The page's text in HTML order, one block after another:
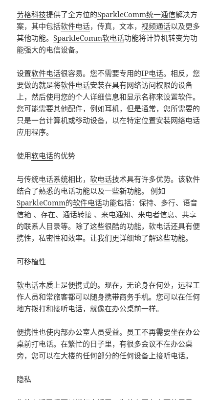
劳格科技提供了全方位的SparkleComm统一通信解决方
案，其中包括软件电话，传真，文本，视频通话以及更多
其他功能。SparkleComm软电话功能将计算机转变为功
能强大的电信设备。
设置软件电话很容易。您不需要专用的IP电话。相反，您
要做的就是将软件电话安装在具有网络访问权限的设备
上，然后使用您的个人详细信息和显示名称来设置软件。
您可能需要其他配件，例如耳机，但是通常，您所需要的
只是一台计算机或移动设备，以在特定位置安装网络电话
应用程序。
使用软电话的优势
与传统电话系统相比，软电话技术具有许多优势。该软件
结合了熟悉的电话功能以及一些新功能。 例如
SparkleComm的软件电话功能包括：保持、多行、语音
信箱 、存在、通话转接 、来电通知、来电者信息、共享
的联系人目录等。除了这些很酷的功能，软电话还具有便
携性，私密性和效率。让我们更详细地了解这些功能。
可移植性
软电话本质上是便携式的。现在，无论身在何处，远程工
作人员和常旅客都可以随身携带商务手机。您可以在任何
地方拨打和接听电话，就像在办公桌前一样。 ​
便携性也使内部办公室人员受益。员工不再需要坐在办公
桌前打电话。在繁忙的日子里，有很多会议不在办公桌
旁，您可以在大楼的任何部分的任何设备上接听电话。
隐私